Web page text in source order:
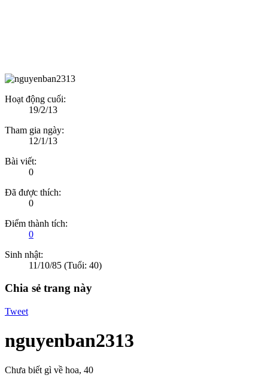
Hoạt động cuối:
19/2/13
Tham gia ngày:
12/1/13
Bài viết:
0
Đã được thích:
0
Điểm thành tích:
0
Sinh nhật:
11/10/85 (Tuổi: 40)
Chia sẻ trang này
Tweet
nguyenban2313
Chưa biết gì về hoa, 40